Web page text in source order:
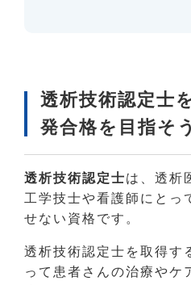
透析技術認定士
発合格を目指そ
透析技術認定士は、透析
工学技士や看護師にとっ
せない資格です。
透析技術認定士を取得す
って患者さんの治療やケ